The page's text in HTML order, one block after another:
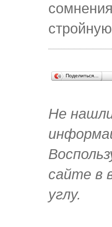
Поделиться…
Не
сайте в
углу.